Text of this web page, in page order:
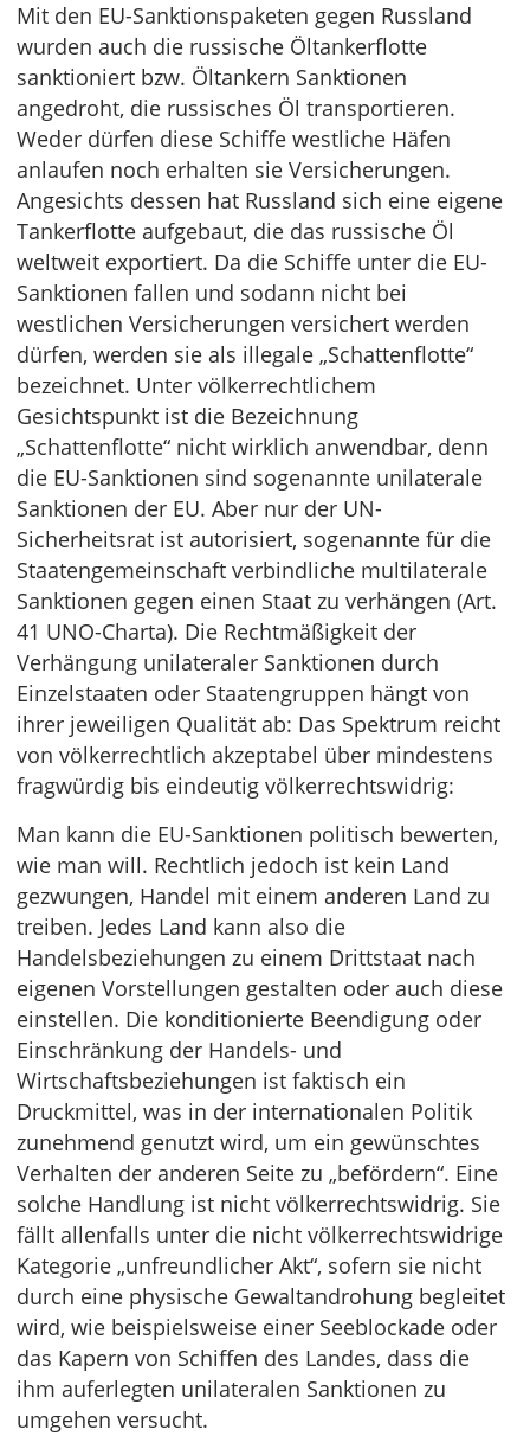
Mit den EU-Sanktionspaketen gegen Russland
wurden auch die russische Öltankerflotte
sanktioniert bzw. Öltankern Sanktionen
angedroht, die russisches Öl transportieren.
Weder dürfen diese Schiffe westliche Häfen
anlaufen noch erhalten sie Versicherungen.
Angesichts dessen hat Russland sich eine eigene
Tankerflotte aufgebaut, die das russische Öl
weltweit exportiert. Da die Schiffe unter die EU-
Sanktionen fallen und sodann nicht bei
westlichen Versicherungen versichert werden
dürfen, werden sie als illegale „Schattenflotte“
bezeichnet. Unter völkerrechtlichem
Gesichtspunkt ist die Bezeichnung
„Schattenflotte“ nicht wirklich anwendbar, denn
die EU-Sanktionen sind sogenannte unilaterale
Sanktionen der EU. Aber nur der UN-
Sicherheitsrat ist autorisiert, sogenannte für die
Staatengemeinschaft verbindliche multilaterale
Sanktionen gegen einen Staat zu verhängen (Art.
41 UNO-Charta). Die Rechtmäßigkeit der
Verhängung unilateraler Sanktionen durch
Einzelstaaten oder Staatengruppen hängt von
ihrer jeweiligen Qualität ab: Das Spektrum reicht
von völkerrechtlich akzeptabel über mindestens
fragwürdig bis eindeutig völkerrechtswidrig:
Man kann die EU-Sanktionen politisch bewerten,
wie man will. Rechtlich jedoch ist kein Land
gezwungen, Handel mit einem anderen Land zu
treiben. Jedes Land kann also die
Handelsbeziehungen zu einem Drittstaat nach
eigenen Vorstellungen gestalten oder auch diese
einstellen. Die konditionierte Beendigung oder
Einschränkung der Handels- und
Wirtschaftsbeziehungen ist faktisch ein
Druckmittel, was in der internationalen Politik
zunehmend genutzt wird, um ein gewünschtes
Verhalten der anderen Seite zu „befördern“. Eine
solche Handlung ist nicht völkerrechtswidrig. Sie
fällt allenfalls unter die nicht völkerrechtswidrige
Kategorie „unfreundlicher Akt“, sofern sie nicht
durch eine physische Gewaltandrohung begleitet
wird, wie beispielsweise einer Seeblockade oder
das Kapern von Schiffen des Landes, dass die
ihm auferlegten unilateralen Sanktionen zu
umgehen versucht.